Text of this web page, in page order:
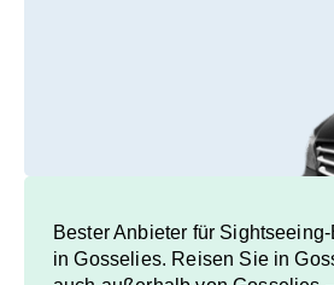
Bester Anbieter für
in Gosselies. Reisen Sie in